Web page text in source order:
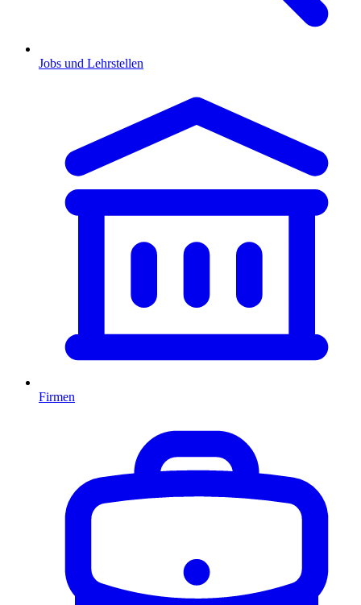
Jobs und Lehrstellen
Firmen